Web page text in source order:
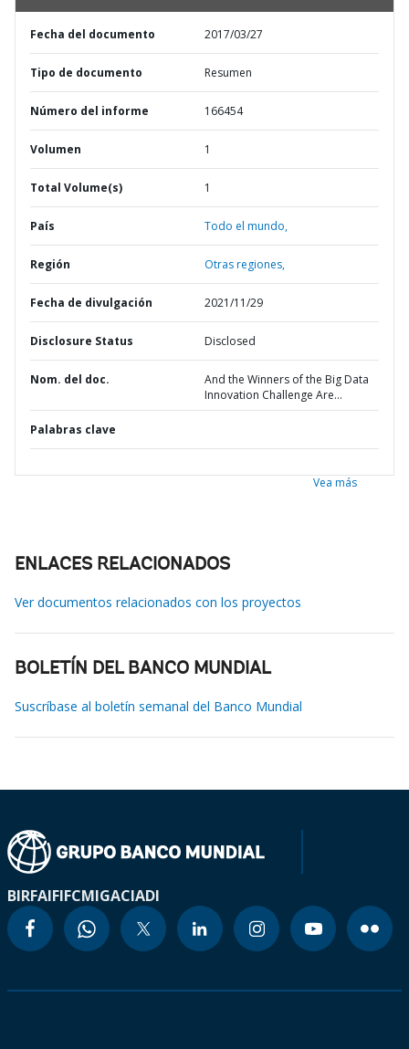
Fecha del documento 2017/03/27
Tipo de documento Resumen
Número del informe 166454
Volumen 1
Total Volume(s) 1
País Todo el mundo,
Región Otras regiones,
Fecha de divulgación 2021/11/29
Disclosure Status Disclosed
Nom. del doc.
And the Winners of the Big Data
Innovation Challenge Are...
Palabras clave
Vea más
ENLACES RELACIONADOS
Ver documentos relacionados con los proyectos
BOLETÍN DEL BANCO MUNDIAL
Suscríbase al boletín semanal del Banco Mundial
BIRFAIFIFCMIGACIADI